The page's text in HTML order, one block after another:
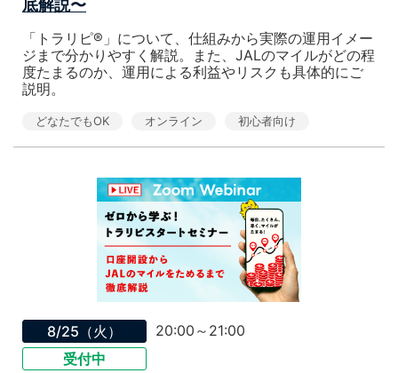
底解説〜
「トラリピ®」について、仕組みから実際の運用イメー
ジまで分かりやすく解説。また、JALのマイルがどの程
度たまるのか、運用による利益やリスクも具体的にご
説明。
どなたでもOK オンライン 初心者向け
8/25（火）
20:00～21:00
受付中